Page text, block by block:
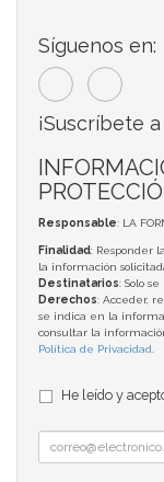
Síguenos en:
¡Suscríbete
Responsable: LA
Finalidad: Responder
la información
Destinatarios: Solo
Derechos: Acceder,
se indica en la
consultar la
Política de Privacidad
He leído y